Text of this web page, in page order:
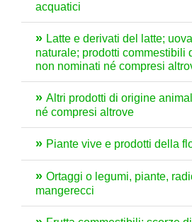
acquatici
Latte e derivati del latte;
naturale; prodotti commestibili
non nominati né compresi
Altri prodotti di origine
né compresi altrove
Piante vive e prodotti della
Ortaggi o legumi, piante,
mangerecci